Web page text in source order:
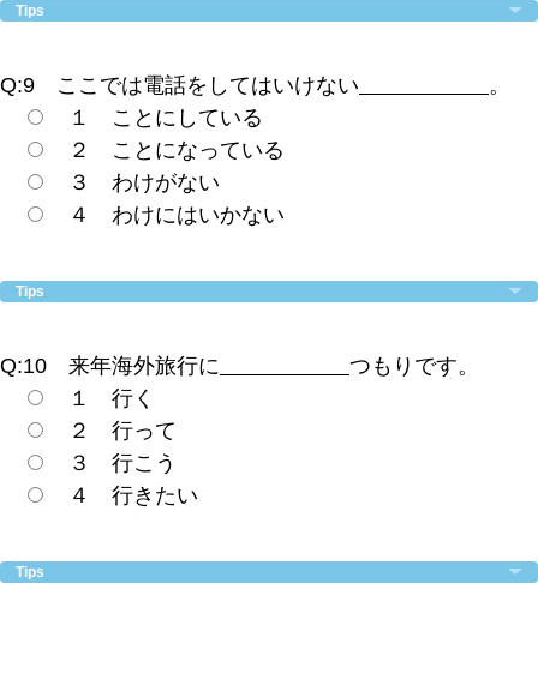
Tips
Q:9 ここでは電話をしてはいけない
。
１ ことにしている
２ ことになっている
３ わけがない
４ わけにはいかない
Tips
Q:10 来年海外旅行に
つもりです。
１ 行く
２ 行って
３ 行こう
４ 行きたい
Tips